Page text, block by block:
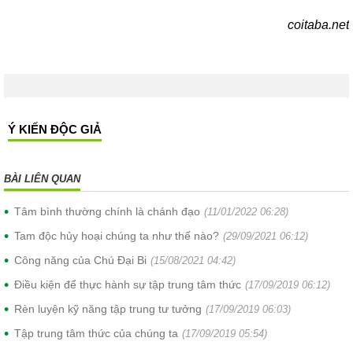
coitaba.net
Ý KIẾN ĐỘC GIẢ
BÀI LIÊN QUAN
Tâm bình thường chính là chánh đạo (11/01/2022 06:28)
Tam độc hủy hoại chúng ta như thế nào? (29/09/2021 06:12)
Công năng của Chú Đại Bi (15/08/2021 04:42)
Điều kiện để thực hành sự tập trung tâm thức (17/09/2019 06:12)
Rèn luyện kỹ năng tập trung tư tưởng (17/09/2019 06:03)
Tập trung tâm thức của chúng ta (17/09/2019 05:54)